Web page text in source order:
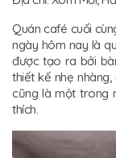
Quán café cuối
ngày hôm nay là
được tạo ra bởi
thiết kế nhẹ
cũng là một trong
thích.